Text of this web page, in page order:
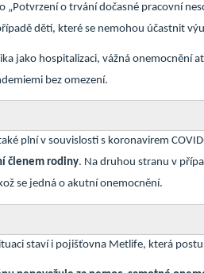
„Potvrzení o trvání dočasné pracovní
dětí, které se nemohou účastnit
jako hospitalizaci, vážná onemocnění
bez omezení.
plní v souvislosti s koronavirem
členem rodiny. Na druhou stranu v
se jedná o akutní onemocnění.
staví i pojišťovna Metlife, která